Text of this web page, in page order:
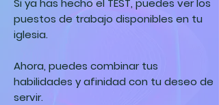
Si ya has hecho el TEST, puedes ver los
puestos de trabajo disponibles en tu
iglesia.
Ahora, puedes combinar tus
habilidades y afinidad con tu deseo de
servir.